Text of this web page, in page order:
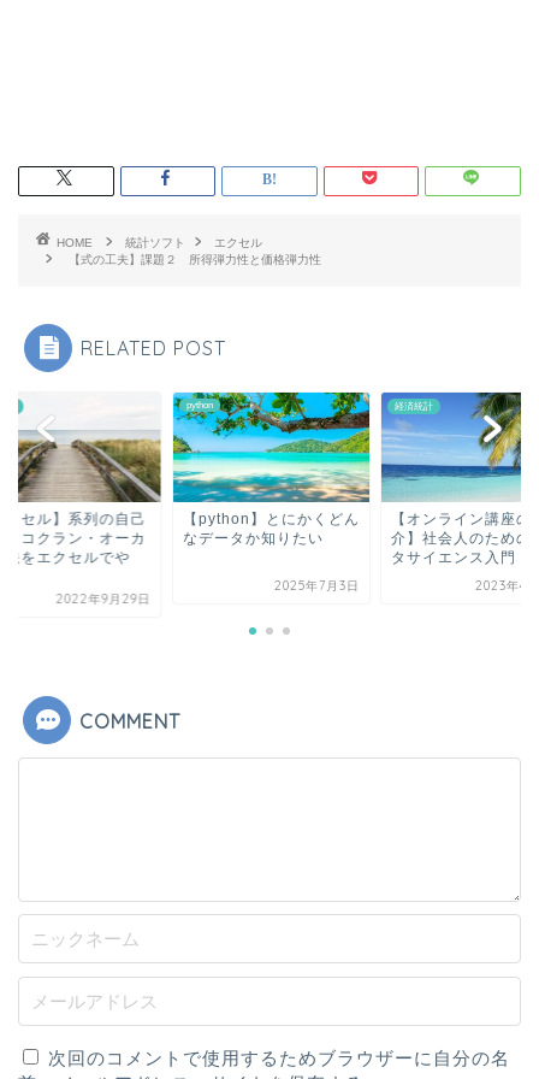
HOME 統計ソフト
エクセル
【式の工夫】課題２ 所得弾力性と価格弾力性
RELATED POST
クセル】系列の自己
｜コクラン・オーカ
法をエクセルでや
2022年9月29日
python
【python】とにかくどん
なデータか知りたい
2025年7月3日
経済統計
【オンライン講座の
介】社会人のための
タサイエンス入門
2023年4
COMMENT
次回のコメントで使用するためブラウザーに自分の名